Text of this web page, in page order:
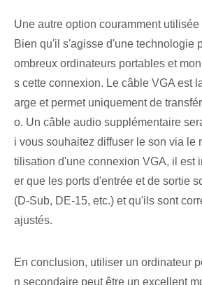
Une autre option couramment utilisée⁢
Bien qu'il s'agisse d'une technologie
ombreux ordinateurs portables et
s cette connexion. Le câble VGA est
arge et permet uniquement de
o. Un câble audio supplémentaire
i vous souhaitez diffuser le son via le
tilisation d'une connexion VGA, il est
er que les ports d'entrée et de sortie
(D-Sub, DE-15, etc.) et qu'ils sont
ajustés.
En conclusion, utiliser un ordinateur
n secondaire peut être un excellent